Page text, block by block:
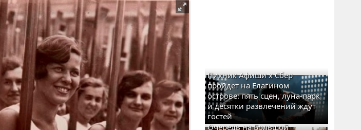
Пикник Афиши x Сбер
пройдет на Елагином
острове: пять сцен, луна-парк
и десятки развлечений ждут
гостей
Очередь на Большой